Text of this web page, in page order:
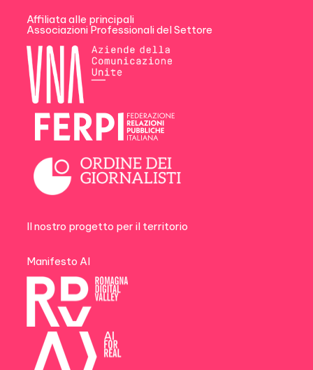
Affiliata alle principali
Associazioni Professionali del Settore
Il nostro progetto per il territorio
Manifesto AI